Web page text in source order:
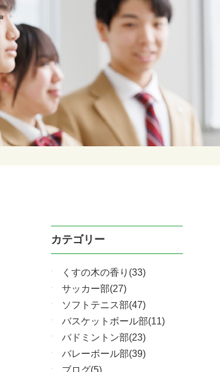
カテゴリー
くすの木の香り(33)
サッカー部(27)
ソフトテニス部(47)
バスケットボール部(11)
バドミントン部(23)
バレーボール部(39)
ブログ(5)